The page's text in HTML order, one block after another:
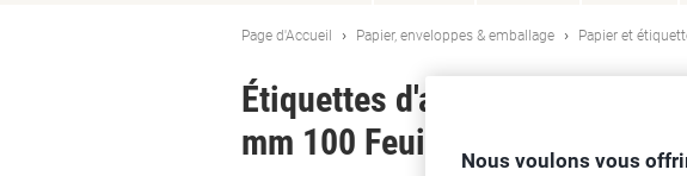
Page d'Accueil Papier, enveloppes & emballage Papier et
Étiquettes d'adresse Ultragrip
mm 100 Feuilles de 10
Nous voulons vous